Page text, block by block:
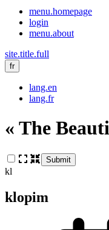
menu.homepage
login
menu.about
site.title.full
fr
lang.en
lang.fr
« The
Submit
kl
klopim